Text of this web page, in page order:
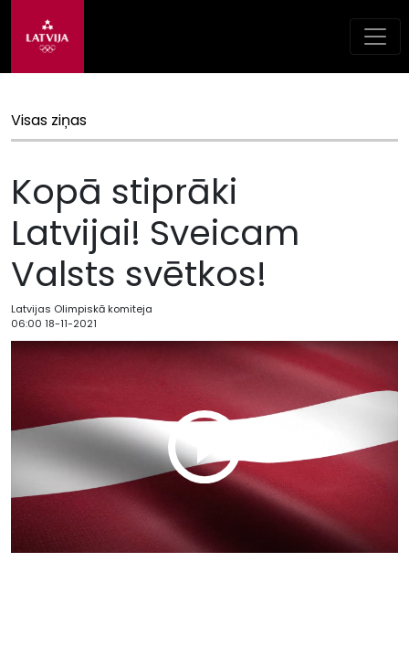
Visas ziņas
Kopā stiprāki
Latvijai! Sveicam
Valsts svētkos!
Latvijas Olimpiskā komiteja
06:00 18-11-2021